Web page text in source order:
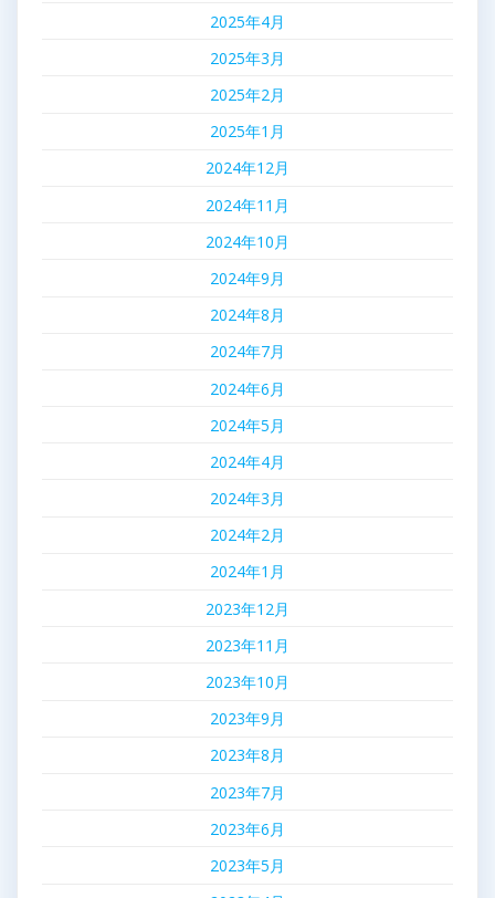
2025年4月
2025年3月
2025年2月
2025年1月
2024年12月
2024年11月
2024年10月
2024年9月
2024年8月
2024年7月
2024年6月
2024年5月
2024年4月
2024年3月
2024年2月
2024年1月
2023年12月
2023年11月
2023年10月
2023年9月
2023年8月
2023年7月
2023年6月
2023年5月